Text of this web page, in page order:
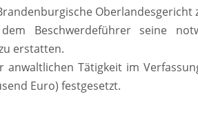
Oberlandesgericht
Beschwerdeführer seine
erstatten.
Tätigkeit im
Euro) festgesetzt.